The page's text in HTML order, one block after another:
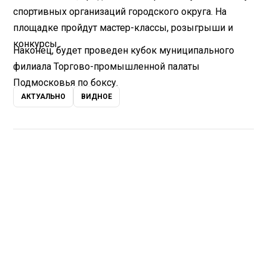
спортивных организаций городского округа. На
площадке пройдут мастер-классы, розыгрыши и
конкурсы.
Наконец, будет проведен кубок муниципального
филиала Торгово-промышленной палаты
Подмосковья по боксу.
АКТУАЛЬНО ВИДНОЕ